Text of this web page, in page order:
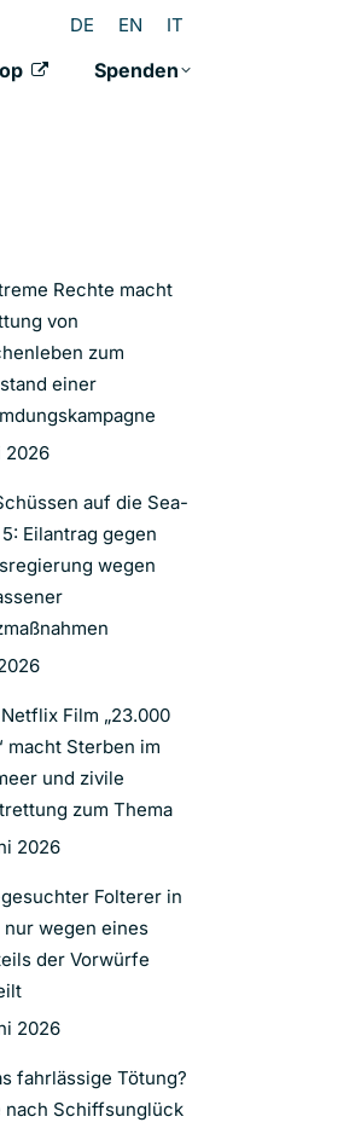
DE EN IT
Spenden
Rechte macht
von
zum
einer
2026
auf die Sea-
Eilantrag gegen
wegen
Film „23.000
macht Sterben im
und zivile
zum Thema
2026
Folterer in
nur wegen eines
der Vorwürfe
2026
fahrlässige Tötung?
nach Schiffsunglück